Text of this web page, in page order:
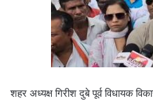
शहर अध्यक्ष गिरीश दुबे पूर्व विधायक